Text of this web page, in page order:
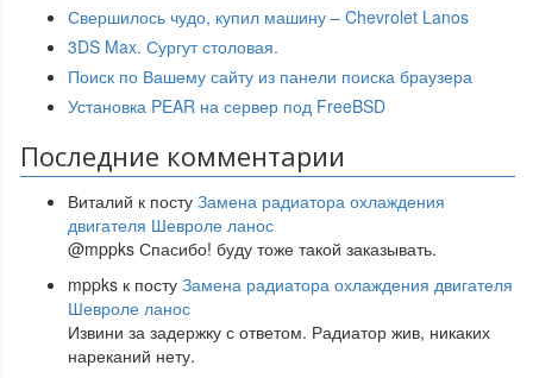
Свершилось чудо, купил машину – Chevrolet Lanos
3DS Max. Сургут столовая.
Поиск по Вашему сайту из панели поиска браузера
Установка PEAR на сервер под FreeBSD
Последние комментарии
Виталий к посту Замена радиатора охлаждения
двигателя Шевроле ланос
@mppks Спасибо! буду тоже такой заказывать.
mppks к посту Замена радиатора охлаждения двигателя
Шевроле ланос
Извини за задержку с ответом. Радиатор жив, никаких
нареканий нету.